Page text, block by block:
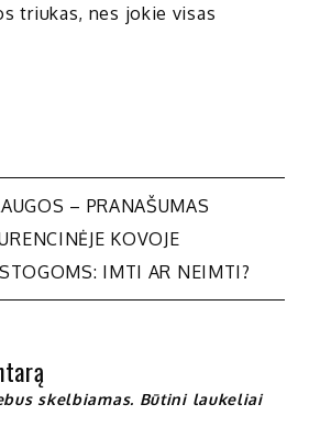
triukas, nes jokie visas
– PRANAŠUMAS
KOVOJE
IMTI AR NEIMTI?
skelbiamas. Būtini laukeliai